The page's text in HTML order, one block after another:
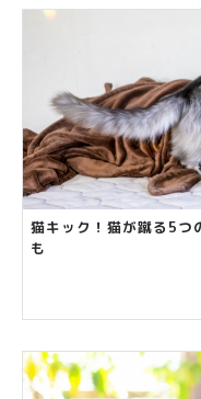
猫キック！猫が蹴る5つ
も